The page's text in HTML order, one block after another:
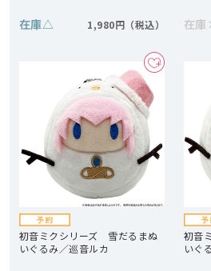
在庫△ 1,980円 在庫
初音ミクシリーズ 雪だるまぬ
いぐるみ／巡音ルカ
初音
いぐ